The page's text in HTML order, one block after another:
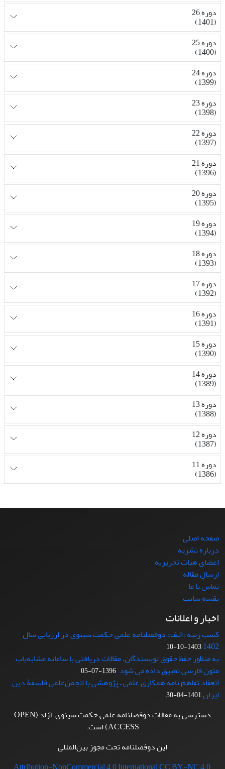
دوره 26
(1401)
دوره 25
(1400)
دوره 24
(1399)
دوره 23
(1398)
دوره 22
(1397)
دوره 21
(1396)
دوره 20
(1395)
دوره 19
(1394)
دوره 18
(1393)
دوره 17
(1392)
دوره 16
(1391)
دوره 15
(1390)
دوره 14
(1389)
دوره 13
(1388)
دوره 12
(1387)
دوره 11
(1386)
صفحه اصلی
درباره نشریه
اعضای هیات تحریریه
ارسال مقاله
تماس با ما
نقشه سایت
اخبار و اعلانات
کسب رتبه «الـف» دوفصلنامه علمی حکمت سینوی در ارزیابی سال
1402
1403-10-10
به منظور حفظ حقوق نویسندگان، مقالات دریافتی با سامانه مشابه‌یاب
متون فارسی تطبیق داده می شود.1396-07-05
انعقاد تفاهم نامه همکاری علمی – پژوهشی با انجمن‌علمی فلسفۀ دین
ایران1401-04-30
دسترسی به مقالات دوفصلنامه علمی حکمت سینوی آزاد (OPEN
ACCESS) است.
این دوفصلنامه تحت مجوز بین‌المللی